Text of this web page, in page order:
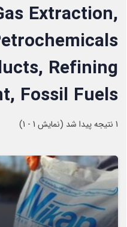
Extraction,
Refining
Fossil Fuels
1نتیجه پیدا شد (نمایش 1 - 1)